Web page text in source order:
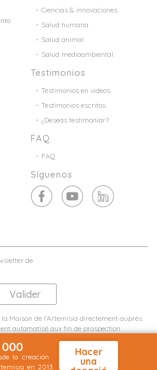
Ciencias & innovaciones
Salud humana
Salud animal
Salud medioambiental
Testimonios
Testimonios en videos
Testimonios escritos
¿Deseas testimoniar?
FAQ
FAQ
Síguenos
de
Maison de l'Artemisia directement auprès
automatisé aux fin de prospection
la creación
en 2013
Hacer
una